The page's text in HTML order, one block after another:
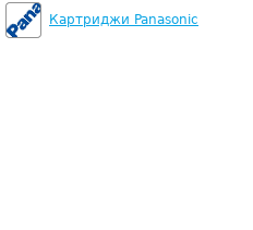
Картриджи Panasonic